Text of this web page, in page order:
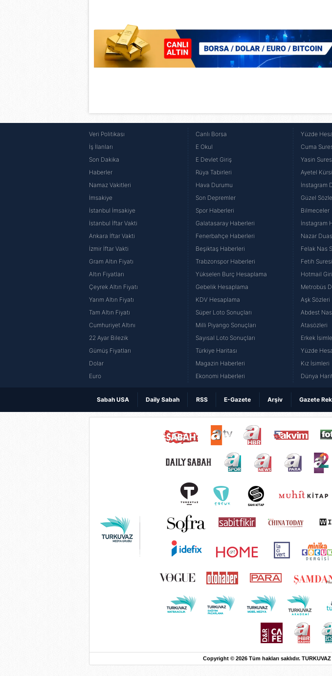
mevzuata uygun olarak kullanılan çerezlerle ilgili bilgi almak için
Veri Politikası
İş İlanları
Son Dakika
Haberler
Namaz Vakitleri
İmsakiye
İstanbul İmsakiye
İstanbul İftar Vakti
Ankara İftar Vakti
İzmir İftar Vakti
Gram Altın Fiyatı
Altın Fiyatları
Çeyrek Altın Fiyatı
Yarım Altın Fiyatı
Tam Altın Fiyatı
Cumhuriyet Altını
22 Ayar Bilezik
Gümüş Fiyatları
Dolar
Euro
Canlı Borsa
E Okul
E Devlet Giriş
Rüya Tabirleri
Hava Durumu
Son Depremler
Spor Haberleri
Galatasaray Haberleri
Fenerbahçe Haberleri
Beşiktaş Haberleri
Trabzonspor Haberleri
Yükselen Burç Hesaplama
Gebelik Hesaplama
KDV Hesaplama
Süper Loto Sonuçları
Milli Piyango Sonuçları
Sayısal Loto Sonuçları
Türkiye Haritası
Magazin Haberleri
Ekonomi Haberleri
Yüzde
Cuma
Yasin
Ayetel Kürsi
İnstagram
Güzel
Bilmeceler
İnstagram
Nazar
Felak Nas
Fetih Suresi
Hotmail
Metrobüs
Aşk Sözleri
Abdest
Atasözleri
Erkek
Yüzde
Kız İsimleri
Dünya
Sabah USA Daily Sabah RSS E-Gazete Arşiv Gazete
Copyright © 2026 Tüm hakları saklıdır.